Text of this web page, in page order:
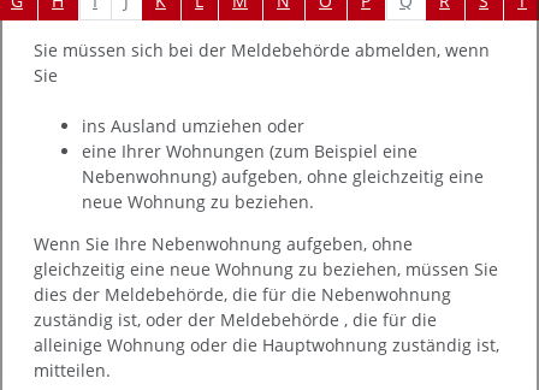
Sie müssen sich bei der Meldebehörde abmelden, wenn
Sie
ins Ausland umziehen oder
eine Ihrer Wohnungen (zum Beispiel eine
Nebenwohnung) aufgeben, ohne gleichzeitig eine
neue Wohnung zu beziehen.
Wenn Sie Ihre Nebenwohnung aufgeben, ohne
gleichzeitig eine neue Wohnung zu beziehen, müssen Sie
dies der Meldebehörde, die für die Nebenwohnung
zuständig ist, oder der Meldebehörde , die für die
alleinige Wohnung oder die Hauptwohnung zuständig ist,
mitteilen.